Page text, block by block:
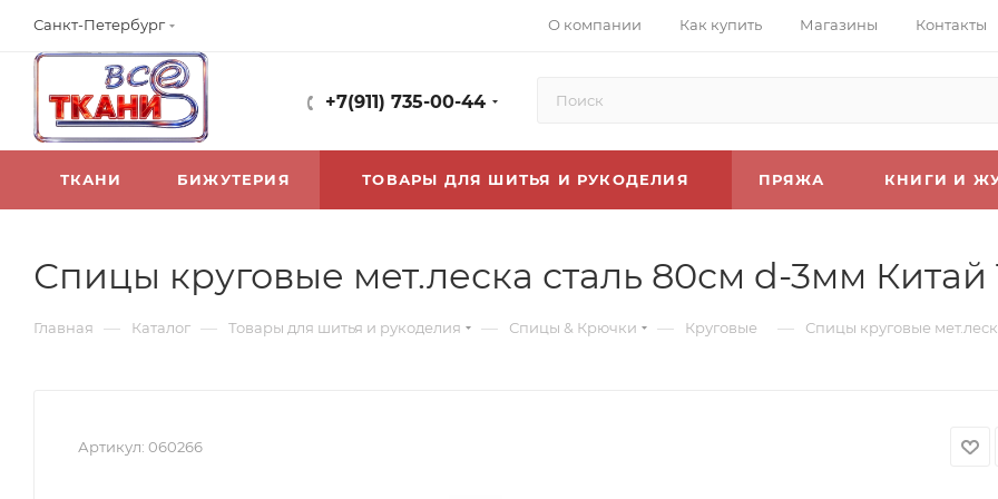
Санкт-Петербург О компании Как купить Магазины Контакты
+7(911) 735-00-44
ТКАНИ БИЖУТЕРИЯ ТОВАРЫ ДЛЯ ШИТЬЯ И РУКОДЕЛИЯ ПРЯЖА КНИГИ И
Спицы круговые мет.леска сталь 80см d-3мм Китай
Главная — Каталог — Товары для шитья и рукоделия — Спицы & Крючки — Круговые — Спицы круговые
Артикул: 060266